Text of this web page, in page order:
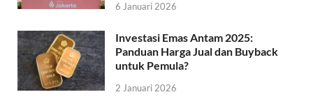
6 Januari 2026
Investasi Emas Antam 2025:
Panduan Harga Jual dan Buyback
untuk Pemula?
2 Januari 2026